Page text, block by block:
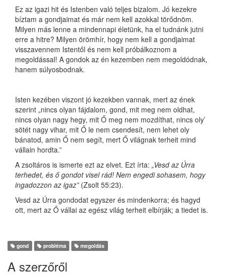
Ez az igazi hit és Istenben való teljes bizalom. Jó kezekre
bíztam a gondjaimat és már nem kell azokkal törődnöm.
Milyen más lenne a mindennapi életünk, ha el tudnánk jutni
erre a hitre? Milyen örömhír, hogy nem kell a gondjaimat
visszavennem Istentől és nem kell próbálkoznom a
megoldással! A gondok az én kezemben nem megoldódnak,
hanem súlyosbodnak.
Isten kezében viszont jó kezekben vannak, mert az ének
szerint „nincs olyan fájdalom, gond, mit meg nem oldhat,
nincs olyan nagy hegy, mit Ő meg nem mozdíthat, nincs oly’
sötét nagy vihar, mit Ő le nem csendesít, nem lehet oly
bánatod, amin Ő nem segít, mert Ő világnak terheit mind
vállain hordta.”
A zsoltáros is ismerte ezt az elvet. Ezt írta: „Vesd az Úrra
terhedet, és ő gondot visel rád! Nem engedi sohasem, hogy
ingadozzon az igaz”(Zsolt 55:23).
Vesd az Úrra gondodat egyszer és mindenkorra; és hagyd
ott, mert az Ő vállai az egész világ terheit elbírják; a tiedet is.
gond probléma megoldás
A szerzőről